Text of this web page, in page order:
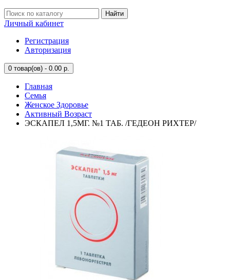
Найти
Личный кабинет
Регистрация
Авторизация
0 товар(ов) - 0.00 р.
Главная
Семья
Женское Здоровье
Активный Возраст
ЭСКАПЕЛ 1,5МГ. №1 ТАБ. /ГЕДЕОН РИХТЕР/